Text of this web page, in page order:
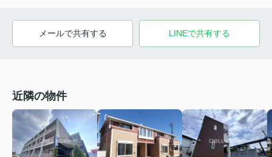
メールで共有する LINEで共有する
近隣の物件